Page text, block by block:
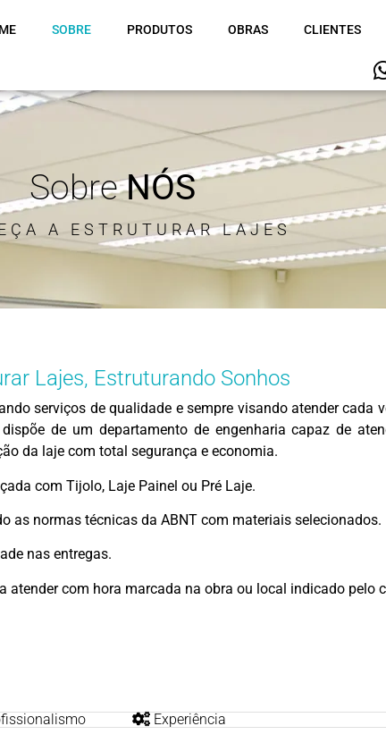
SOBRE PRODUTOS OBRAS CLIENTES
SobreNÓS
A ESTRUTURAR LAJES
Lajes, Estruturando Sonhos
serviços de qualidade e sempre visando atender cada
de um departamento de engenharia capaz de
da laje com total segurança e economia.
com Tijolo, Laje Painel ou Pré Laje.
as normas técnicas da ABNT com materiais selecionados.
nas entregas.
com hora marcada na obra ou local indicado pelo
Experiência